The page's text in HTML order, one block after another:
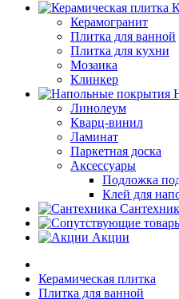
Керамогранит
Плитка для ванной
Плитка для кухни
Мозаика
Клинкер
Линолеум
Кварц-винил
Ламинат
Паркетная доска
Аксессуары
Подложка
Клей для
Акции
Керамическая плитка
Плитка для ванной